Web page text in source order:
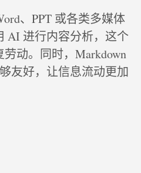
、PPT 或各类多媒体
AI 进行内容分析，这个
动。同时，Markdown
友好，让信息流动更加